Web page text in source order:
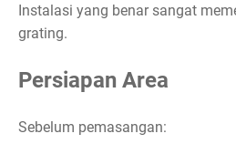
Instalasi yang benar sangat
grating.
Persiapan Area
Sebelum pemasangan: